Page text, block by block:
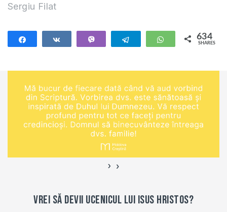
Sergiu Filat
Telegram WhatsApp
634
SHARES
‹ ›
Vrei să devii ucenicul lui Isus Hristos?